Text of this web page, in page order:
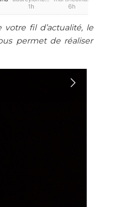
fil d’actualité, le
permet de réaliser